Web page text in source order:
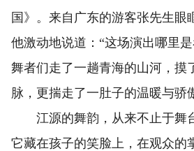
国》。来自广东的游客张先生眼
他激动地说道：“这场演出哪里
舞者们走了一趟青海的山河，摸
脉，更揣走了一肚子的温暖与骄
江源的舞韵，从来不止于舞台
它藏在孩子的笑脸上，在观众的